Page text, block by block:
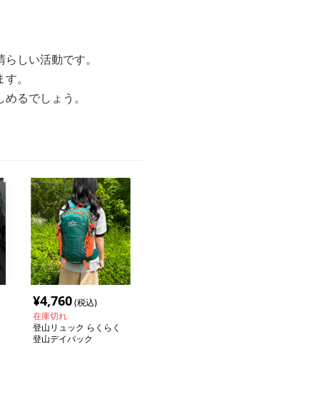
しい活動です。
。
るでしょう。
¥4,760(税込)
在庫切れ
登山リュック らくらく
登山デイパック